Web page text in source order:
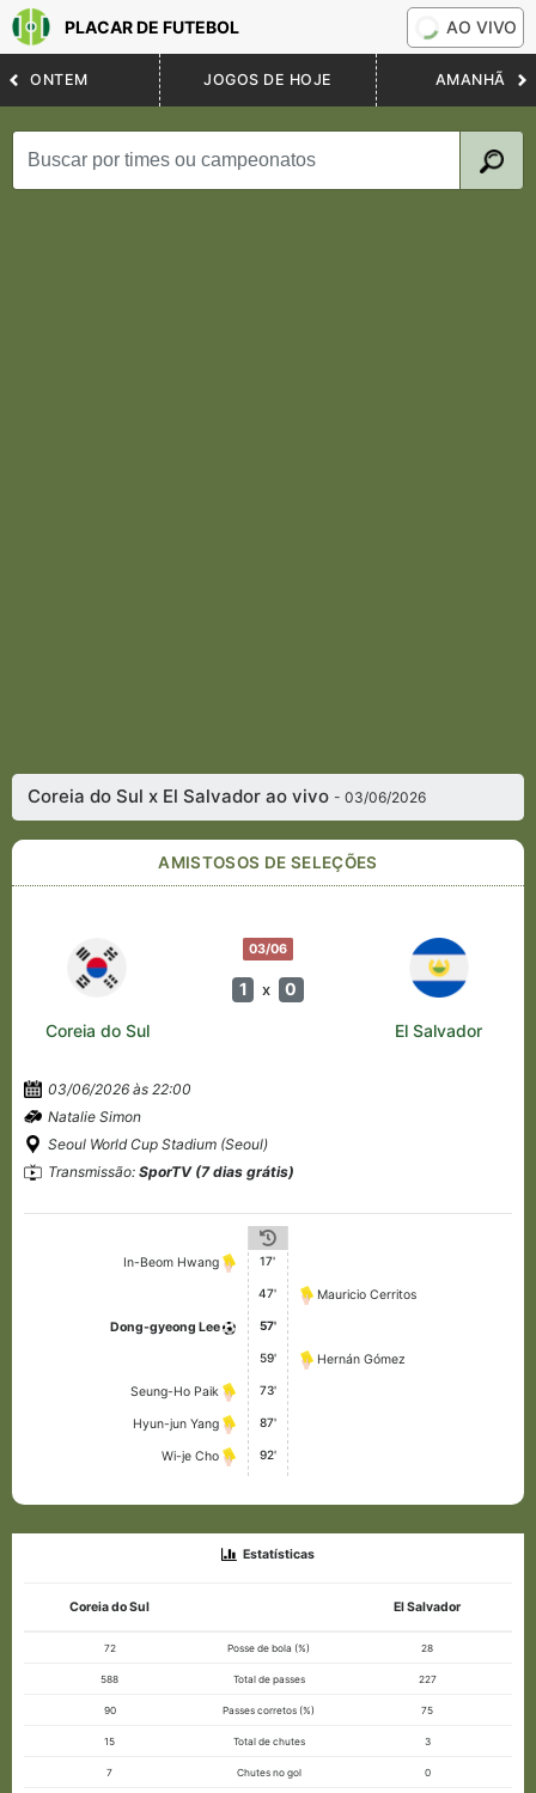
PLACAR DE FUTEBOL AO VIVO
ONTEM JOGOS DE HOJE AMANHÃ
Coreia do Sul x El Salvador ao vivo- 03/06/2026
AMISTOSOS DE SELEÇÕES
03/06
1 x 0
Coreia do Sul El Salvador
03/06/2026 às 22:00
Natalie Simon
Seoul World Cup Stadium (Seoul)
Transmissão: SporTV (7 dias grátis)
In-Beom Hwang 17'
47' Mauricio Cerritos
Dong-gyeong Lee 57'
59' Hernán Gómez
Seung-Ho Paik 73'
Hyun-jun Yang 87'
Wi-je Cho 92'
Estatísticas
Coreia do Sul El Salvador
72 Posse de bola (%) 28
588 Total de passes 227
90 Passes corretos (%) 75
15 Total de chutes 3
7 Chutes no gol 0